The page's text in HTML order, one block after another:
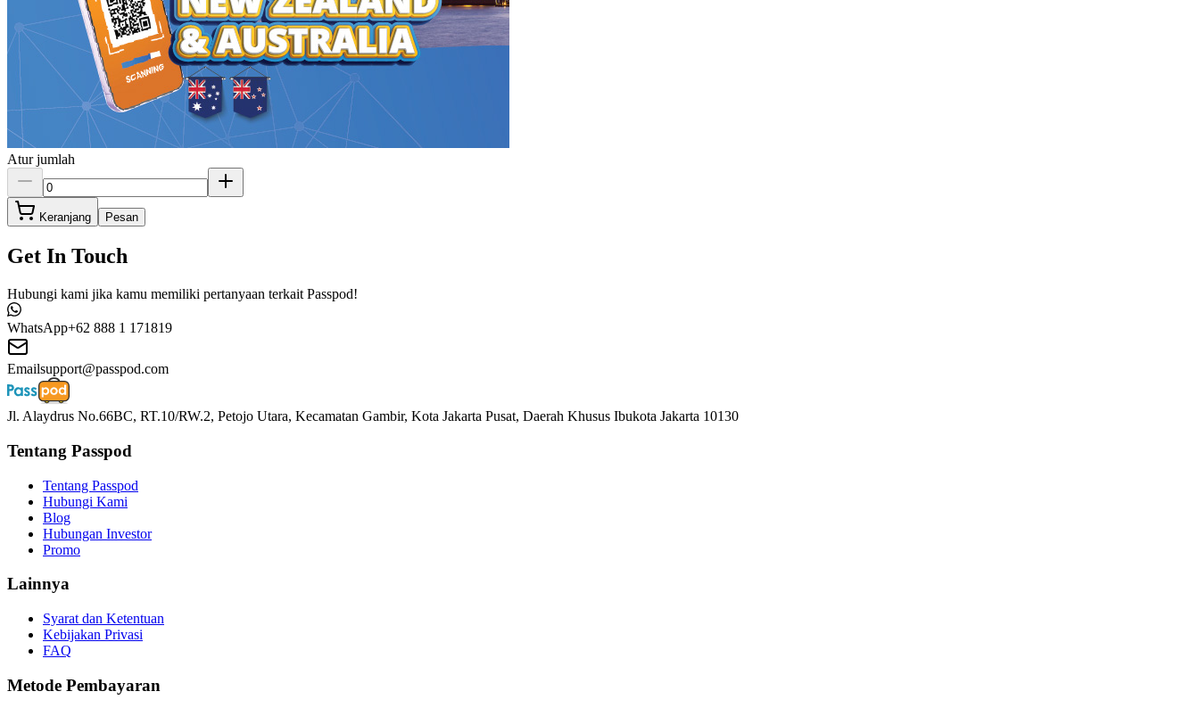
Atur jumlah
Keranjang Pesan
Get In Touch
Hubungi kami jika kamu memiliki pertanyaan terkait Passpod!
WhatsApp+62 888 1 171819
Emailsupport@passpod.com
Jl. Alaydrus No.66BC, RT.10/RW.2, Petojo Utara, Kecamatan Gambir, Kota Jakarta Pusat, Daerah Khusus Ibukota Jakarta 10130
Tentang Passpod
Tentang Passpod
Hubungi Kami
Blog
Hubungan Investor
Promo
Lainnya
Syarat dan Ketentuan
Kebijakan Privasi
FAQ
Metode Pembayaran